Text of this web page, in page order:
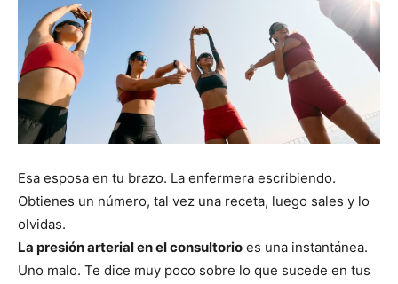
Esa esposa en tu brazo. La enfermera escribiendo.
Obtienes un número, tal vez una receta, luego sales y lo
olvidas.
La presión arterial en el consultorio es una instantánea.
Uno malo. Te dice muy poco sobre lo que sucede en tus